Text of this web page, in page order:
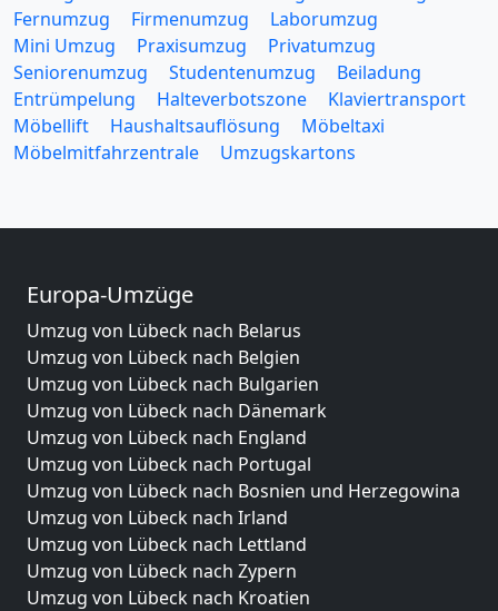
Fernumzug
Firmenumzug
Laborumzug
Mini Umzug
Praxisumzug
Privatumzug
Seniorenumzug
Studentenumzug
Beiladung
Entrümpelung
Halteverbotszone
Klaviertransport
Möbellift
Haushaltsauflösung
Möbeltaxi
Möbelmitfahrzentrale
Umzugskartons
Europa-Umzüge
Umzug von Lübeck nach Belarus
Umzug von Lübeck nach Belgien
Umzug von Lübeck nach Bulgarien
Umzug von Lübeck nach Dänemark
Umzug von Lübeck nach England
Umzug von Lübeck nach Portugal
Umzug von Lübeck nach Bosnien und Herzegowina
Umzug von Lübeck nach Irland
Umzug von Lübeck nach Lettland
Umzug von Lübeck nach Zypern
Umzug von Lübeck nach Kroatien